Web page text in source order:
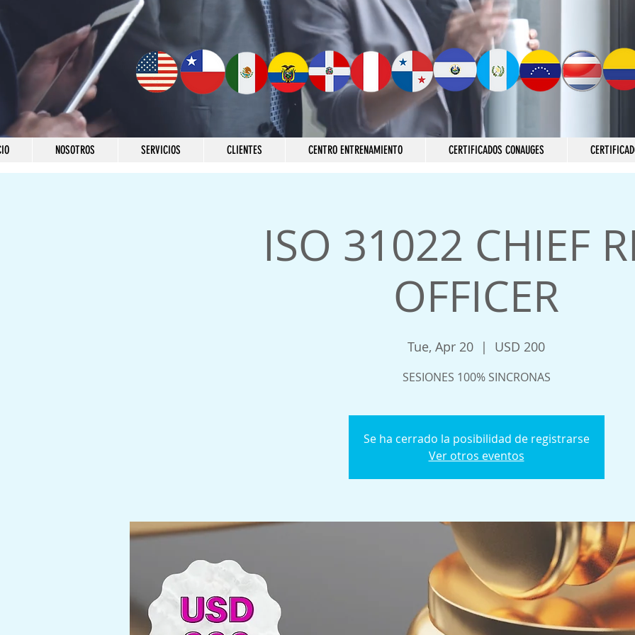
NOSOTROS SERVICIOS CLIENTES CENTRO ENTRENAMIENTO CERTIFICADOS CONAUGES
ISO 31022 CHIEF
OFFICER
Tue, Apr 20
  |
USD 200
SESIONES 100% SINCRONAS
Se ha cerrado la posibilidad de registrarse
Ver otros eventos